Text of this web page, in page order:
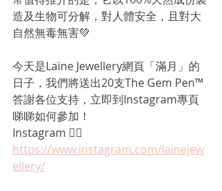
造及生物可分解，對人體安全，且對大
自然無毒無害💚
今天是Laine Jewellery網頁「滿月」的
日子，我們將送出20支The Gem Pen™
答謝各位支持，立即到Instagram專頁
睇睇如何參加！
Instagram 👉🏻
https://www.instagram.com/lainejew
ellery/